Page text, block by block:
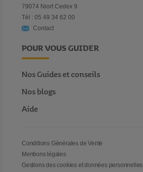
79074 Niort Cedex 9
Tél : 05 49 34 62 00
Contact
POUR VOUS GUIDER
Nos Guides et conseils
Nos blogs
Aide
Conditions Générales de Vente
Mentions légales
Gestions des cookies et données personnelles